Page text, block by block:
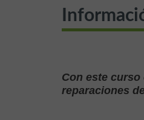
Con este
reparaciones